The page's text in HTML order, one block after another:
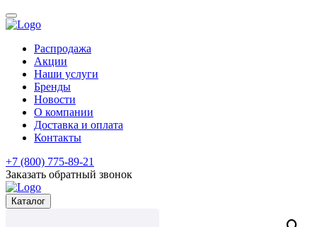
Распродажа
Акции
Наши услуги
Бренды
Новости
О компании
Доставка и оплата
Контакты
+7 (800) 775-89-21
Заказать обратный звонок
Каталог